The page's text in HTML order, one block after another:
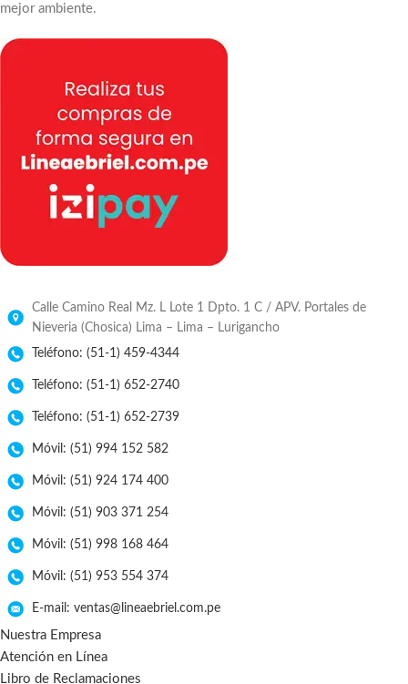
mejor ambiente.
Calle Camino Real Mz. L Lote 1 Dpto. 1 C / APV. Portales de
Nieveria (Chosica) Lima – Lima – Lurigancho
Teléfono: (51-1) 459-4344
Teléfono: (51-1) 652-2740
Teléfono: (51-1) 652-2739
Móvil: (51) 994 152 582
Móvil: (51) 924 174 400
Móvil: (51) 903 371 254
Móvil: (51) 998 168 464
Móvil: (51) 953 554 374
E-mail: ventas@lineaebriel.com.pe
Nuestra Empresa
Atención en Línea
Libro de Reclamaciones